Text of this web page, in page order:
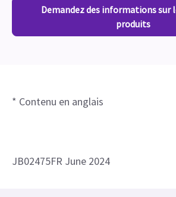
Demandez des informations sur
produits
* Contenu en anglais
JB02475FR June 2024